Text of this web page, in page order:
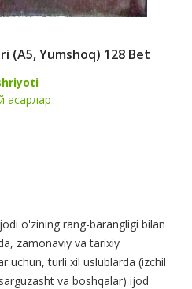
(А5, Yumshoq) 128 Bet
асарлар
o'zining rang-barangligi bilan
zamonaviy va tarixiy
uchun, turli xil uslublarda (izchil
va boshqalar) ijod